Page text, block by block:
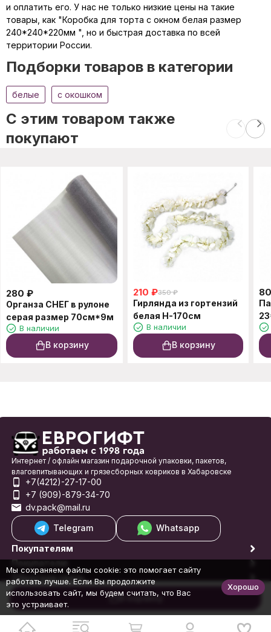
В корзину
и оплатить его. У нас не только низкие цены на такие
товары, как "Коробка для торта с окном белая размер
240*240*220мм ", но и быстрая доставка по всей
территории России.
Подборки товаров в категории
белые c окошком
C этим товаром также
покупают
280 ₽
Органза СНЕГ в рулоне
серая размер 70см*9м
В наличии
В корзину
210 ₽350 ₽
Гирлянда из гортензий
белая H-170см
В наличии
В корзину
80
Интернет / офлайн магазин подарочной упаковки, пакетов,
влаговпитывающих и грязесборных ковриков в Хабаровске
+7(4212)-27-17-00
+7 (909)-879-34-70
dv.pack@mail.ru
Telegram
Whatsapp
Покупателям
Покупателю
Обратная связь
© 1998-2026 Еврогифт
Мы сохраняем файлы cookie: это помогает сайту
работать лучше. Если Вы продолжите
использовать сайт, мы будем считать, что Вас
это устраивает.
Хорошо